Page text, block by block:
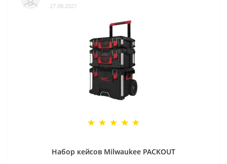
27.08.2021
Набор кейсов Milwaukee PACKOUT